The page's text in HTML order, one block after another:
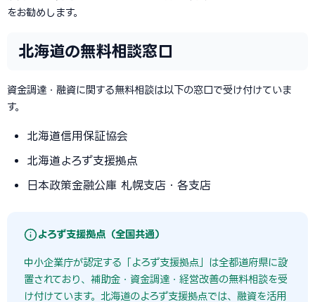
をお勧めします。
北海道の無料相談窓口
資金調達・融資に関する無料相談は以下の窓口で受け付けていま
す。
北海道信用保証協会
北海道よろず支援拠点
日本政策金融公庫 札幌支店・各支店
よろず支援拠点（全国共通）
中小企業庁が認定する「よろず支援拠点」は全都道府県に設
置されており、補助金・資金調達・経営改善の無料相談を受
け付けています。北海道のよろず支援拠点では、融資を活用